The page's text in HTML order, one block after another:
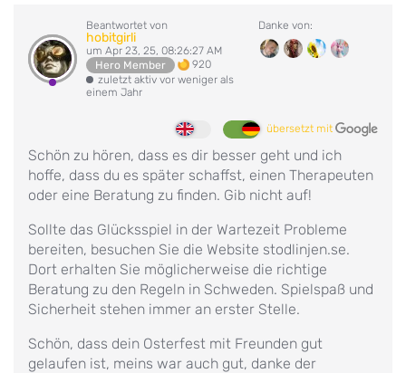
Beantwortet von
hobitgirli
um Apr 23, 25, 08:26:27 AM
Hero Member
920
zuletzt aktiv vor weniger als
einem Jahr
Danke von:
übersetzt mit
Schön zu hören, dass es dir besser geht und ich
hoffe, dass du es später schaffst, einen Therapeuten
oder eine Beratung zu finden. Gib nicht auf!
Sollte das Glücksspiel in der Wartezeit Probleme
bereiten, besuchen Sie die Website stodlinjen.se.
Dort erhalten Sie möglicherweise die richtige
Beratung zu den Regeln in Schweden. Spielspaß und
Sicherheit stehen immer an erster Stelle.
Schön, dass dein Osterfest mit Freunden gut
gelaufen ist, meins war auch gut, danke der